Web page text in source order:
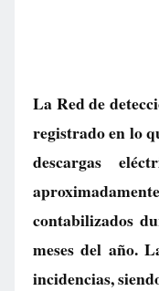
La Red de
registrado en lo
descargas
contabilizados
meses del año.
incidencias,